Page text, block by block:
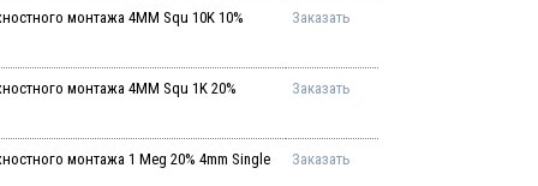
монтажа 4MM Squ 10K 10% Заказать
монтажа 4MM Squ 1K 20% Заказать
монтажа 1 Meg 20% 4mm Single Заказать